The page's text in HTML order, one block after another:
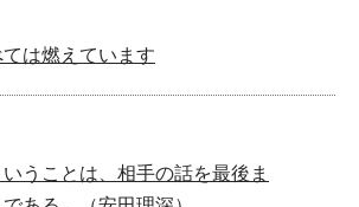
は燃えています
うことは、相手の話を最後ま